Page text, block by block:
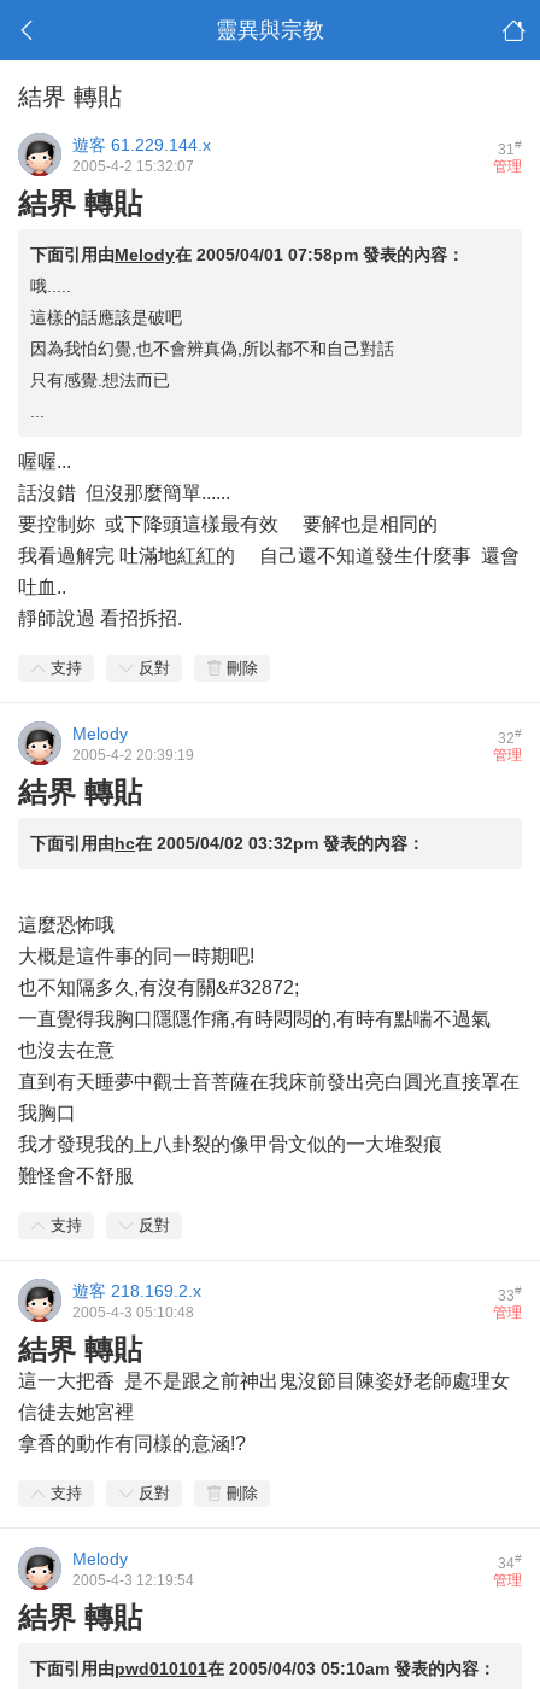
靈異與宗教
結界 轉貼
31#
遊客 61.229.144.x
管理
2005-4-2 15:32:07
結界 轉貼
下面引用由Melody在 2005/04/01 07:58pm 發表的內容：
哦.....
這樣的話應該是破吧
因為我怕幻覺,也不會辨真偽,所以都不和自己對話
只有感覺.想法而已
喔喔...
話沒錯 但沒那麼簡單......
要控制妳 或下降頭這樣最有效 要解也是相同的
我看過解完 吐滿地紅紅的 自己還不知道發生什麼事 還會
吐血..
靜師說過 看招拆招.
支持 反對 刪除
32#
Melody
管理
2005-4-2 20:39:19
結界 轉貼
下面引用由hc在 2005/04/02 03:32pm 發表的內容：
這麼恐怖哦
大概是這件事的同一時期吧!
也不知隔多久,有沒有關&#32872;
一直覺得我胸口隱隱作痛,有時悶悶的,有時有點喘不過氣
也沒去在意
直到有天睡夢中觀士音菩薩在我床前發出亮白圓光直接罩在
我胸口
我才發現我的上八卦裂的像甲骨文似的一大堆裂痕
難怪會不舒服
支持 反對
33#
遊客 218.169.2.x
管理
2005-4-3 05:10:48
結界 轉貼
這一大把香 是不是跟之前神出鬼沒節目陳姿妤老師處理女
信徒去她宮裡
拿香的動作有同樣的意涵!?
支持 反對 刪除
34#
Melody
管理
2005-4-3 12:19:54
結界 轉貼
下面引用由pwd010101在 2005/04/03 05:10am 發表的內容：